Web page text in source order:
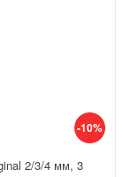
-10%
2/3/4 мм, 3